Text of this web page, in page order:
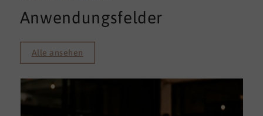
Anwendungsfelder
Alle ansehen